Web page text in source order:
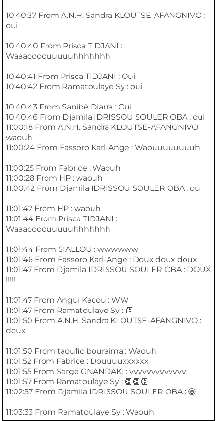
10:40:37 From A.N.H. Sandra KLOUTSE-AFANGNIVO :
oui
10:40:40 From Prisca TIDJANI :
Waaaoooouuuuuhhhhhhh
10:40:41 From Prisca TIDJANI : Oui
10:40:42 From Ramatoulaye Sy : oui
10:40:43 From Sanibè Diarra : Oui
10:40:46 From Djamila IDRISSOU SOULER OBA : oui
11:00:18 From A.N.H. Sandra KLOUTSE-AFANGNIVO :
waouh
11:00:24 From Fassoro Karl-Ange : Waouuuuuuuuh
11:00:25 From Fabrice : Waouh
11:00:28 From HP : waouh
11:00:42 From Djamila IDRISSOU SOULER OBA : oui
11:01:42 From HP : waouh
11:01:44 From Prisca TIDJANI :
Waaaoooouuuuuhhhhhhh
11:01:44 From SIALLOU : wwwwww
11:01:46 From Fassoro Karl-Ange : Doux doux doux
11:01:47 From Djamila IDRISSOU SOULER OBA : DOUX
!!!!!
11:01:47 From Angui Kacou : WW
11:01:47 From Ramatoulaye Sy : 👏
11:01:50 From A.N.H. Sandra KLOUTSE-AFANGNIVO :
doux
11:01:50 From taoufic bouraima : Waouh
11:01:52 From Fabrice : Douuuuxxxxxx
11:01:55 From Serge GNANDAKI : vvvvvvvvvvvvv
11:01:57 From Ramatoulaye Sy : 👏👏👏
11:02:57 From Djamila IDRISSOU SOULER OBA : 😁
11:03:33 From Ramatoulaye Sy : Waouh